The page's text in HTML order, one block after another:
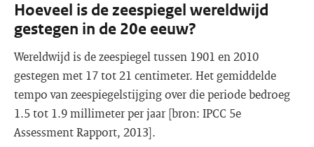
Hoeveel is de zeespiegel wereldwijd
gestegen in de 20e eeuw?
Wereldwijd is de zeespiegel tussen 1901 en 2010
gestegen met 17 tot 21 centimeter. Het gemiddelde
tempo van zeespiegelstijging over die periode bedroeg
1.5 tot 1.9 millimeter per jaar [bron: IPCC 5e
Assessment Rapport, 2013].